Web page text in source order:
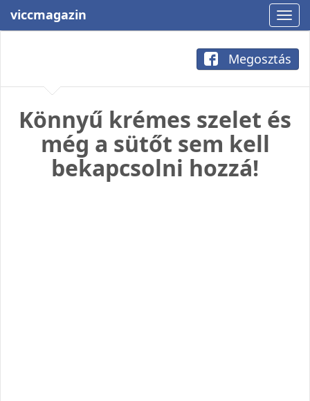
viccmagazin
Megosztás
Könnyű krémes szelet és
még a sütőt sem kell
bekapcsolni hozzá!